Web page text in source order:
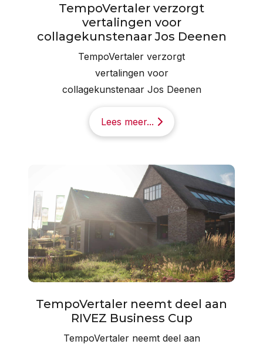
TempoVertaler verzorgt
vertalingen voor
collagekunstenaar Jos Deenen
TempoVertaler verzorgt
vertalingen voor
collagekunstenaar Jos Deenen
Lees meer...
TempoVertaler neemt deel aan
RIVEZ Business Cup
TempoVertaler neemt deel aan